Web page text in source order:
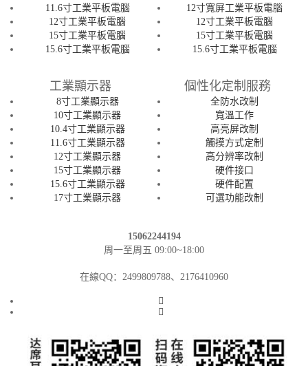
11.6寸工業平板電腦
12寸工業平板電腦
15寸工業平板電腦
15.6寸工業平板電腦
12寸寬屏工業平板電腦
12寸工業平板電腦
15寸工業平板電腦
15.6寸工業平板電腦
工業顯示器
8寸工業顯示器
10寸工業顯示器
10.4寸工業顯示器
11.6寸工業顯示器
12寸工業顯示器
15寸工業顯示器
15.6寸工業顯示器
17寸工業顯示器
個性化定制服務
全防水改制
寬溫工作
高亮屏改制
觸摸方式定制
高分辨率改制
硬件接口
硬件配置
可選功能改制
15062244194
周一至周五 09:00~18:00
在線QQ：2499809788、2176410960